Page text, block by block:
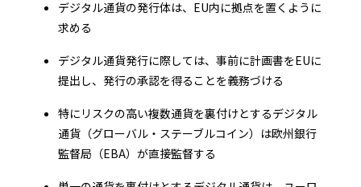
デジタル通貨の発行体は、EU内に拠点を置くように
求める
デジタル通貨発行に際しては、事前に計画書をEUに
提出し、発行の承認を得ることを義務づける
特にリスクの高い複数通貨を裏付けとするデジタル
通貨（グローバル・ステーブルコイン）は欧州銀行
監督局（EBA）が直接監督する